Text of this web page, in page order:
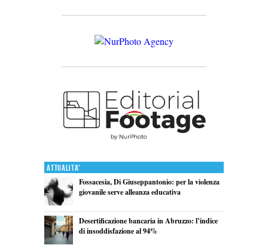
Attualita'
Fossacesia, Di Giuseppantonio: per la violenza
giovanile serve alleanza educativa
Desertificazione bancaria in Abruzzo: l’indice
di insoddisfazione al 94%